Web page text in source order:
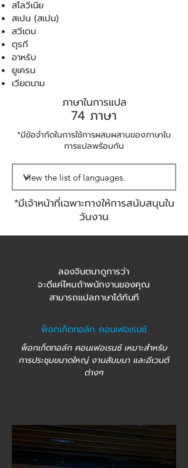
สโลวีเนีย
สเปน (สเปน)
สวีเดน
ตุรกี
อาหรับ
ยูเครน
เวียดนาม
ภาษาในการแปล
74 ภาษา
*มีข้อจำกัดในการใช้การผสมผสานของภาษาใน
การแปลพร้อมกัน
*มีเจ้าหน้าที่เฉพาะทางให้การสนับสนุนใน
วันงาน
ลองจินตนาดูการว่า
จะดีแค่ไหนถ้าพนักงานของคุณ
สามารถแปลภาษาได้ทันที
พ็อกเก็ตทอล์ก คอนเฟอเรนซ์
พ็อกเก็ตทอล์ก คอนเฟอเรนซ์ เหมาะสำหรับ
การประชุมขนาดใหญ่ งานสัมมนา และอีเวนต์
ต่างๆ